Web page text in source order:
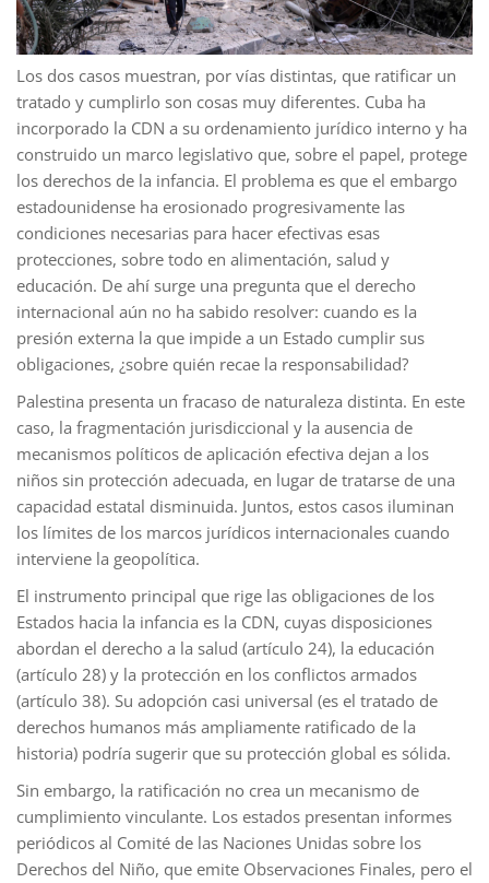
Los dos casos muestran, por vías distintas, que ratificar un
tratado y cumplirlo son cosas muy diferentes. Cuba ha
incorporado la CDN a su ordenamiento jurídico interno y ha
construido un marco legislativo que, sobre el papel, protege
los derechos de la infancia. El problema es que el embargo
estadounidense ha erosionado progresivamente las
condiciones necesarias para hacer efectivas esas
protecciones, sobre todo en alimentación, salud y
educación. De ahí surge una pregunta que el derecho
internacional aún no ha sabido resolver: cuando es la
presión externa la que impide a un Estado cumplir sus
obligaciones, ¿sobre quién recae la responsabilidad?
Palestina presenta un fracaso de naturaleza distinta. En este
caso, la fragmentación jurisdiccional y la ausencia de
mecanismos políticos de aplicación efectiva dejan a los
niños sin protección adecuada, en lugar de tratarse de una
capacidad estatal disminuida. Juntos, estos casos iluminan
los límites de los marcos jurídicos internacionales cuando
interviene la geopolítica.
El instrumento principal que rige las obligaciones de los
Estados hacia la infancia es la CDN, cuyas disposiciones
abordan el derecho a la salud (artículo 24), la educación
(artículo 28) y la protección en los conflictos armados
(artículo 38). Su adopción casi universal (es el tratado de
derechos humanos más ampliamente ratificado de la
historia) podría sugerir que su protección global es sólida.
Sin embargo, la ratificación no crea un mecanismo de
cumplimiento vinculante. Los estados presentan informes
periódicos al Comité de las Naciones Unidas sobre los
Derechos del Niño, que emite Observaciones Finales, pero el